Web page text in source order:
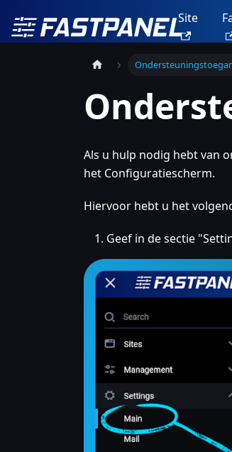
Site
Als u hulp nodig hebt van
het Configuratiescherm.
Hiervoor hebt u het
Geef in de sectie